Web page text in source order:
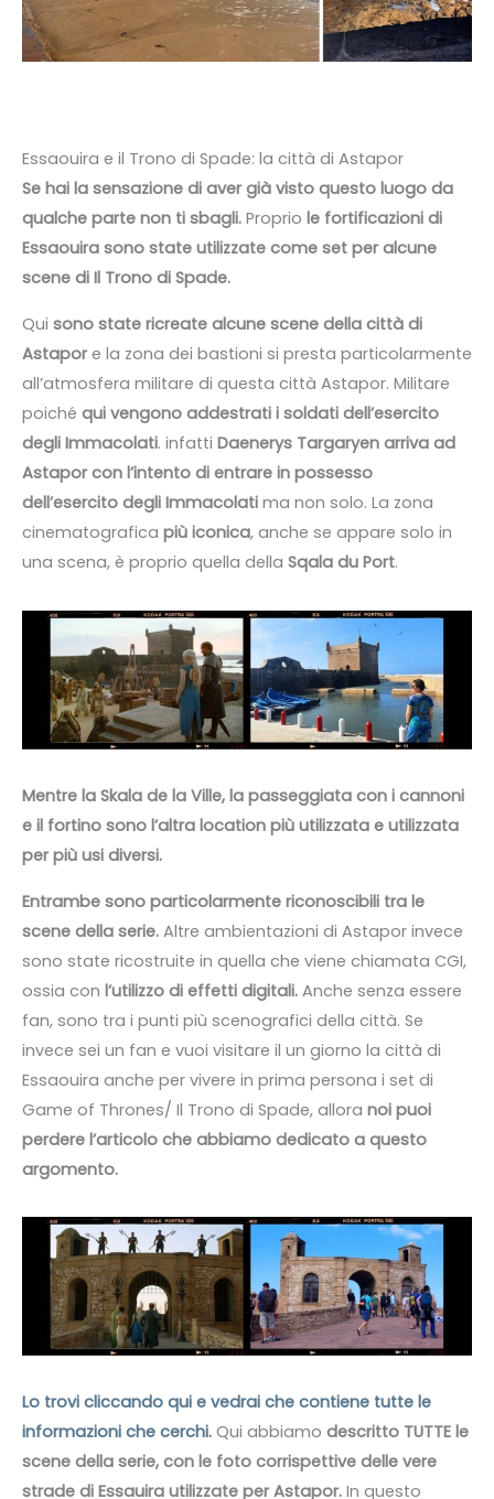
Essaouira e il Trono di Spade: la città di Astapor
Se hai la sensazione di aver già visto questo luogo da
qualche parte non ti sbagli. Proprio le fortificazioni di
Essaouira sono state utilizzate come set per alcune
scene di Il Trono di Spade.
Qui sono state ricreate alcune scene della città di
Astapore la zona dei bastioni si presta particolarmente
all’atmosfera militare di questa città Astapor. Militare
poiché qui vengono addestrati i soldati dell’esercito
degli Immacolati. infatti Daenerys Targaryen arriva ad
Astapor con l’intento di entrare in possesso
dell’esercito degli Immacolati ma non solo. La zona
cinematografica più iconica, anche se appare solo in
una scena, è proprio quella della Sqala du Port.
Mentre la Skala de la Ville, la passeggiata con i cannoni
e il fortino sono l’altra location più utilizzata e utilizzata
per più usi diversi.
Entrambe sono particolarmente riconoscibili tra le
scene della serie. Altre ambientazioni di Astapor invece
sono state ricostruite in quella che viene chiamata CGI,
ossia con l’utilizzo di effetti digitali. Anche senza essere
fan, sono tra i punti più scenografici della città. Se
invece sei un fan e vuoi visitare il un giorno la città di
Essaouira anche per vivere in prima persona i set di
Game of Thrones/ Il Trono di Spade, allora noi puoi
perdere l’articolo che abbiamo dedicato a questo
argomento.
Lo trovi cliccando qui e vedrai che contiene tutte le
informazioni che cerchi. Qui abbiamo descritto TUTTE le
scene della serie, con le foto corrispettive delle vere
strade di Essauira utilizzate per Astapor. In questo